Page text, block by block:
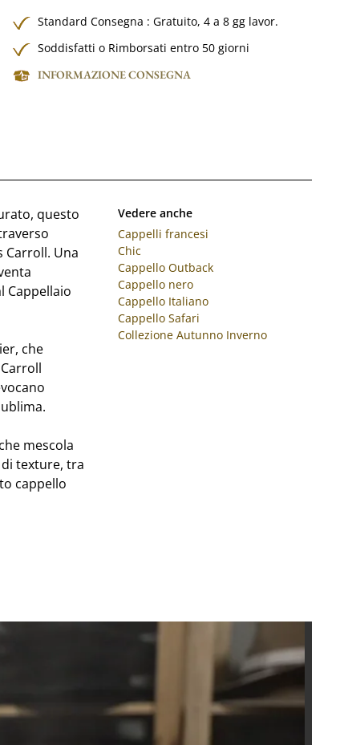
Standard Consegna :Gratuito,4 a 8 gg lavor.
Soddisfatti o Rimborsati entro 50 giorni
INFORMAZIONE CONSEGNA
questo
Carroll. Una
Cappellaio
che
mescola
texture, tra
cappello
Vedere anche
Cappelli francesi
Chic
Cappello Outback
Cappello nero
Cappello Italiano
Cappello Safari
Collezione Autunno Inverno